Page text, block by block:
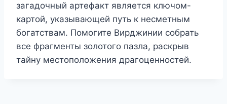
загадочный артефакт является ключом-
картой, указывающей путь к несметным
богатствам. Помогите Вирджинии собрать
все фрагменты золотого пазла, раскрыв
тайну местоположения драгоценностей.